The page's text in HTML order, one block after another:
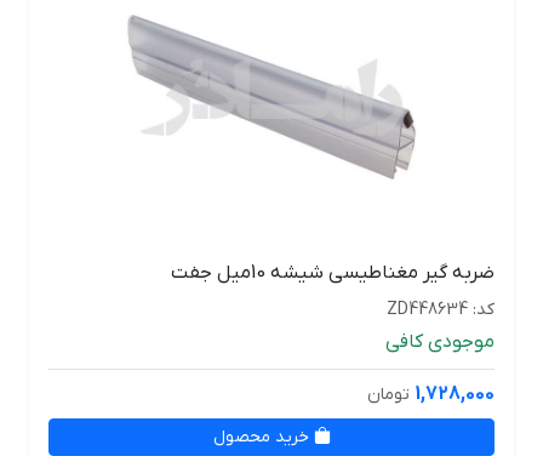
ضربه گیر مغناطیسی شیشه 10میل جفت
کد: ZD448634
موجودی کافی
1,728,000 تومان
خرید محصول